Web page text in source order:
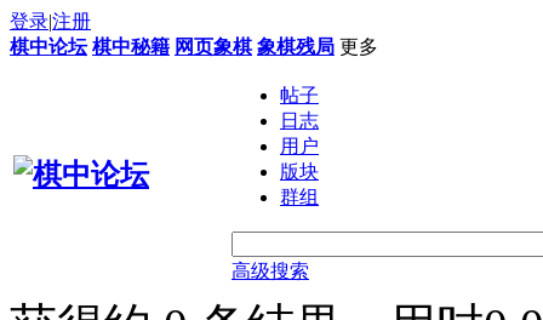
登录|注册
棋中论坛 棋中秘籍 网页象棋 象棋残局 更多
帖子
日志
用户
版块
群组
高级搜索